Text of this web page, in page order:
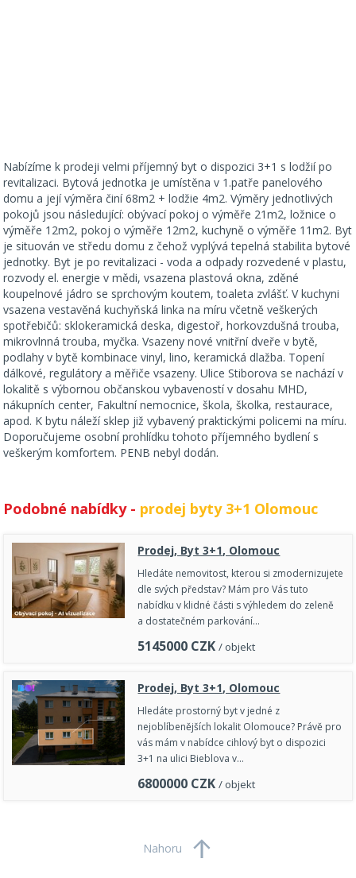
Nabízíme k prodeji velmi příjemný byt o dispozici 3+1 s lodžií po
revitalizaci. Bytová jednotka je umístěna v 1.patře panelového
domu a její výměra činí 68m2 + lodžie 4m2. Výměry jednotlivých
pokojů jsou následující: obývací pokoj o výměře 21m2, ložnice o
výměře 12m2, pokoj o výměře 12m2, kuchyně o výměře 11m2. Byt
je situován ve středu domu z čehož vyplývá tepelná stabilita bytové
jednotky. Byt je po revitalizaci - voda a odpady rozvedené v plastu,
rozvody el. energie v mědi, vsazena plastová okna, zděné
koupelnové jádro se sprchovým koutem, toaleta zvlášť. V kuchyni
vsazena vestavěná kuchyňská linka na míru včetně veškerých
spotřebičů: sklokeramická deska, digestoř, horkovzdušná trouba,
mikrovlnná trouba, myčka. Vsazeny nové vnitřní dveře v bytě,
podlahy v bytě kombinace vinyl, lino, keramická dlažba. Topení
dálkové, regulátory a měřiče vsazeny. Ulice Stiborova se nachází v
lokalitě s výbornou občanskou vybaveností v dosahu MHD,
nákupních center, Fakultní nemocnice, škola, školka, restaurace,
apod. K bytu náleží sklep již vybavený praktickými policemi na míru.
Doporučujeme osobní prohlídku tohoto příjemného bydlení s
veškerým komfortem. PENB nebyl dodán.
Podobné nabídky - prodej byty 3+1 Olomouc
Prodej, Byt 3+1, Olomouc
Hledáte nemovitost, kterou si zmodernizujete
dle svých představ? Mám pro Vás tuto
nabídku v klidné části s výhledem do zeleně
a dostatečném parkování…
5145000 CZK / objekt
Prodej, Byt 3+1, Olomouc
Hledáte prostorný byt v jedné z
nejoblíbenějších lokalit Olomouce? Právě pro
vás mám v nabídce cihlový byt o dispozici
3+1 na ulici Bieblova v…
6800000 CZK / objekt
Nahoru